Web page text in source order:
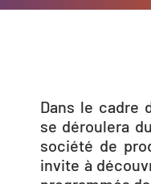
Dans le cadre
se déroulera
société de
invite à